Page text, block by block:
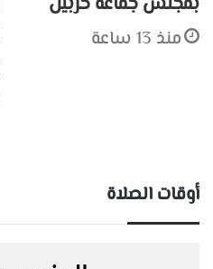
منذ 13 ساعة
أوقات الصلاة